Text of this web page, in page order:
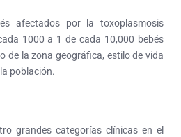
afectados por la toxoplasmosis
1000 a 1 de cada 10,000 bebés
de la zona geográfica, estilo de vida
población.
grandes categorías clínicas en el